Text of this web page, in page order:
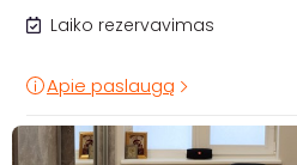
Laiko rezervavimas
Apie paslaugą